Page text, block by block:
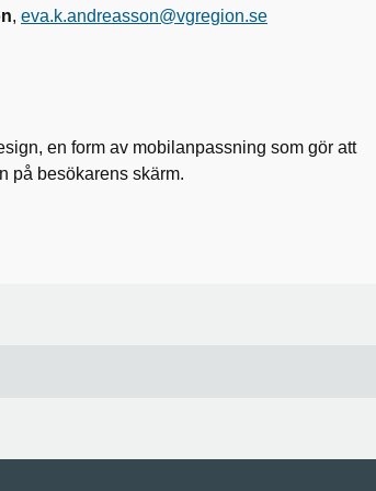
, eva.k.andreasson@vgregion.se
en form av mobilanpassning som gör att
på besökarens skärm.